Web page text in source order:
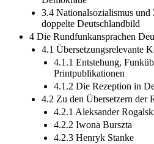
3.4 Nationalsozialismus
doppelte Deutschlandbild
4 Die Rundfunkansprachen
4.1 Übersetzungsrelevante
4.1.1 Entstehung,
Printpublikationen
4.1.2 Die Rezeption in
4.2 Zu den Übersetzern der
4.2.1 Aleksander
4.2.2 Iwona Burszta
4.2.3 Henryk Stanke